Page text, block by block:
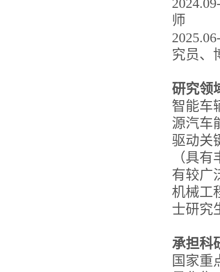
师
究员、
研究领
智能车
源汽车
驱动关
（具
有较广
机械工
士研究
承担科
国家重